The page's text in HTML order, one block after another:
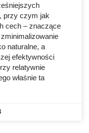
przy czym jak
cech – znaczące
naturalne, a
efektywności
relatywnie
właśnie ta